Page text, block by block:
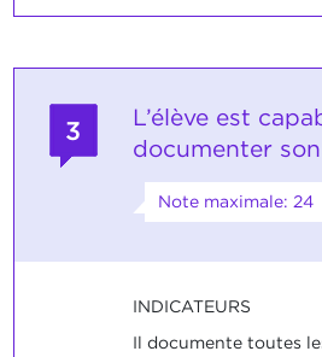
3
L’élève est
documenter
Note maximale: 24
INDICATEURS
Il documente toutes